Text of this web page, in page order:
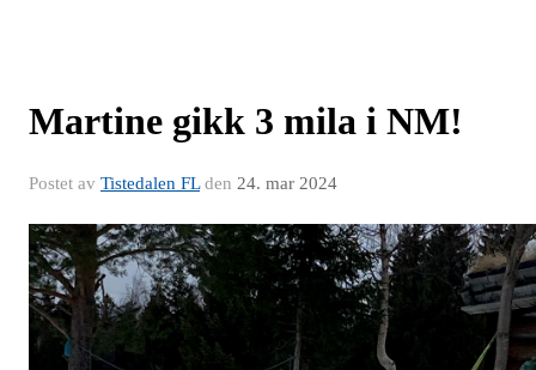
Martine gikk 3 mila i NM!
Postet av Tistedalen FLden 24. mar 2024